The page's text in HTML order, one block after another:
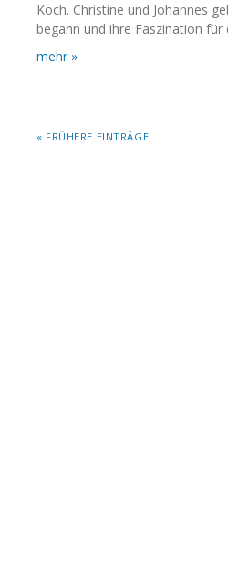
Koch. Christine und Johannes
begann und ihre Faszination für
mehr »
« FRÜHERE EINTRÄGE